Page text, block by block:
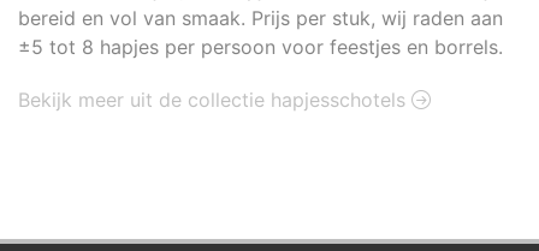
bereid en vol van smaak. Prijs per stuk, wij raden aan
±5 tot 8 hapjes per persoon voor feestjes en borrels.
Bekijk meer uit de collectie hapjesschotels